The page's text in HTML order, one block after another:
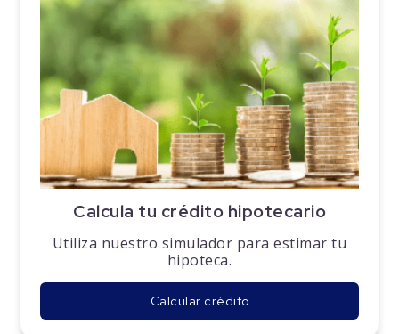
Calcula tu crédito hipotecario
Utiliza nuestro simulador para estimar tu
hipoteca.
Calcular crédito